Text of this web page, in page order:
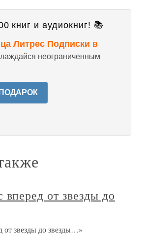
книг и аудиокниг! 📚
Литрес Подписки в
неограниченным
от звезды до
от звезды до звезды…»